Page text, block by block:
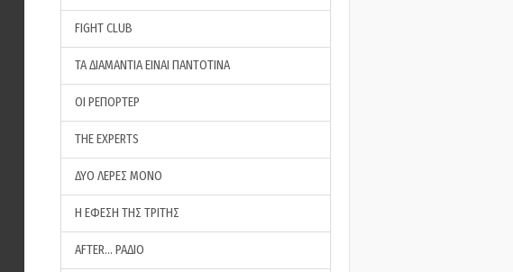
FIGHT CLUB
ΤΑ ΔΙΑΜΑΝΤΙΑ ΕΙΝΑΙ ΠΑΝΤΟΤΙΝΑ
ΟΙ ΡΕΠΟΡΤΕΡ
THE EXPERTS
ΔΥΟ ΛΕΡΕΣ ΜΟΝΟ
Η ΕΦΕΣΗ ΤΗΣ ΤΡΙΤΗΣ
AFTER… ΡΑΔΙΟ